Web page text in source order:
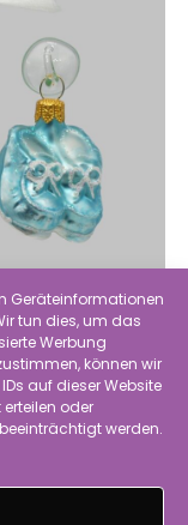
Geräteinformationen
tun dies, um das
Werbung
können wir
auf dieser Website
oder
werden.